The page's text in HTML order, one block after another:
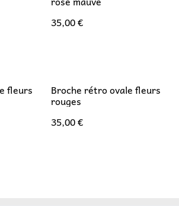
35,00 €
fleurs Broche rétro ovale fleurs
rouges
35,00 €